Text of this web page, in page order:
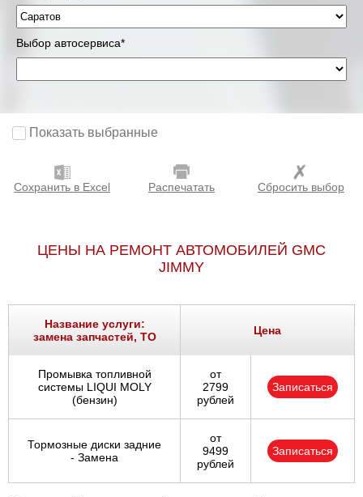
Выбор автосервиса*
Показать выбранные
Сохранить в Excel Распечатать Сбросить выбор
ЦЕНЫ НА РЕМОНТ АВТОМОБИЛЕЙ GMC
JIMMY
Название услуги:
замена запчастей, ТО
Цена
Промывка топливной
системы LIQUI MOLY
(бензин)
от
2799
рублей
Записаться
Тормозные диски задние
- Замена
от
9499
рублей
Записаться